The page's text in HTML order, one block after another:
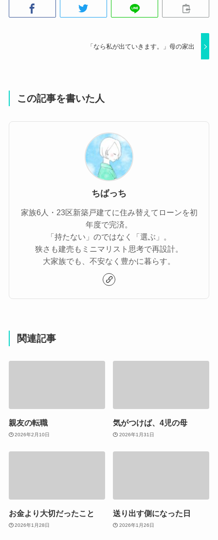
「なら私が出ていきます。」母の家出
この記事を書いた人
ちばっち
家族6人・23区新築戸建てに住み替えてローンを初
年度で完済。
「持たない」のではなく「選ぶ」。
狭さも建売もミニマリスト思考で再設計。
大家族でも、不安なく豊かに暮らす。
関連記事
親友の転職
2026年2月10日
気がつけば、4児の母
2026年1月31日
お金より大切だったこと
2026年1月28日
送り出す側になった日
2026年1月26日